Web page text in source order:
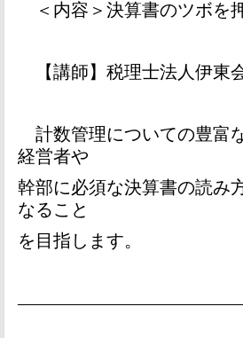
＜内容＞決算書のツボを
【講師】税理士法人伊
計数管理についての豊富
経営者や
幹部に必須な決算書の読み
なること
を目指します。